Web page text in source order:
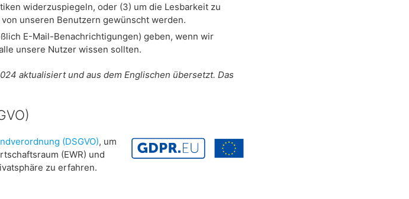
widerzuspiegeln, oder (3) um die Lesbarkeit zu
unseren Benutzern gewünscht werden.
E-Mail-Benachrichtigungen) geben, wenn wir
unsere Nutzer wissen sollten.
aktualisiert und aus dem Englischen übersetzt. Das
(DSGVO), um
(EWR) und
zu erfahren.